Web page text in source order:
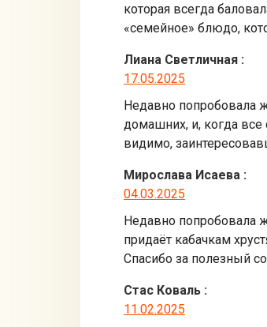
которая всегда
«семейное» блюдо,
Лиана Светличная :
17.05.2025
Недавно попробовала
домашних, и, когда все
видимо,
Мирослава Исаева :
04.03.2025
Недавно попробовала
придаёт кабачкам
Спасибо за полезный
Стас Коваль :
11.02.2025